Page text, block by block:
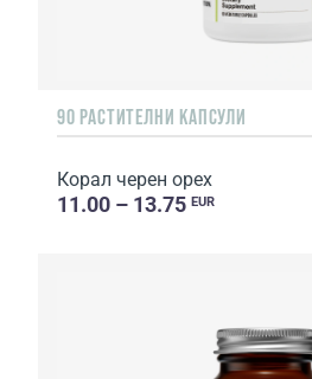
90 РАСТИТЕЛНИ КАПСУЛИ
Корал черен орех
11.00 – 13.75 EUR